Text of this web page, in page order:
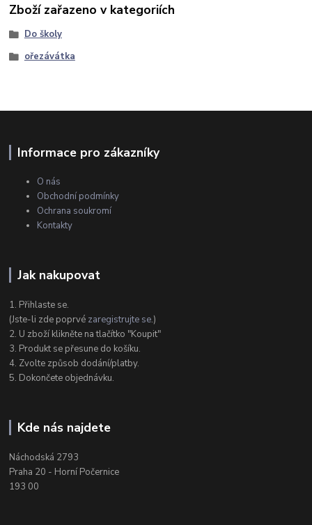
Zboží zařazeno v kategoriích
Do školy
ořezávátka
Informace pro zákazníky
O nás
Obchodní podmínky
Ochrana soukromí
Kontakty
Jak nakupovat
1. Přihlaste se.
(Jste-li zde poprvé zaregistrujte se.)
2. U zboží klikněte na tlačítko "Koupit"
3. Produkt se přesune do košíku.
4. Zvolte způsob dodání/platby.
5. Dokončete objednávku.
Kde nás najdete
Náchodská 2793
Praha 20 - Horní Počernice
193 00